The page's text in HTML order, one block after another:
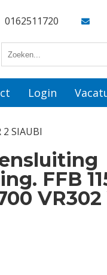
0162511720
Login
SIAUBI
FFB